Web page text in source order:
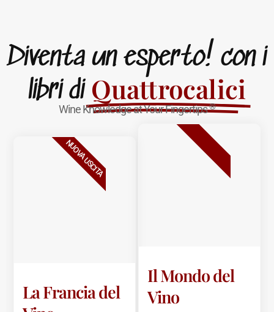
Diventa un esperto! con i
libri di Quattrocalici
Wine Knowledge at Your Fingertips®
La Francia del
NUOVA USCITA
Il Mondo del
Vino
BESTSELLER